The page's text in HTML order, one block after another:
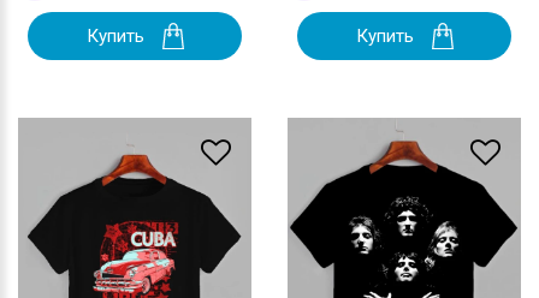
Купить Купить